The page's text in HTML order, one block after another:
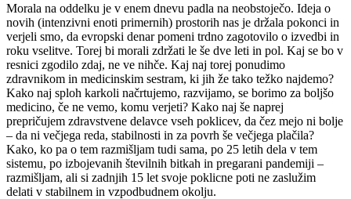
Morala na oddelku je v enem dnevu padla na neobstoječo. Ideja o
novih (intenzivni enoti primernih) prostorih nas je držala pokonci in
verjeli smo, da evropski denar pomeni trdno zagotovilo o izvedbi in
roku vselitve. Torej bi morali zdržati le še dve leti in pol. Kaj se bo v
resnici zgodilo zdaj, ne ve nihče. Kaj naj torej ponudimo
zdravnikom in medicinskim sestram, ki jih že tako težko najdemo?
Kako naj sploh karkoli načrtujemo, razvijamo, se borimo za boljšo
medicino, če ne vemo, komu verjeti? Kako naj še naprej
prepričujem zdravstvene delavce vseh poklicev, da čez mejo ni bolje
– da ni večjega reda, stabilnosti in za povrh še večjega plačila?
Kako, ko pa o tem razmišljam tudi sama, po 25 letih dela v tem
sistemu, po izbojevanih številnih bitkah in pregarani pandemiji –
razmišljam, ali si zadnjih 15 let svoje poklicne poti ne zaslužim
delati v stabilnem in vzpodbudnem okolju.